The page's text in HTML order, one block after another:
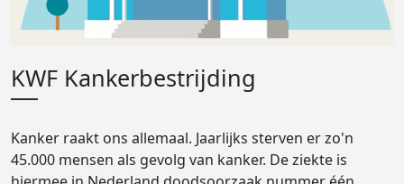
KWF Kankerbestrijding
Kanker raakt ons allemaal. Jaarlijks sterven er zo'n
45.000 mensen als gevolg van kanker. De ziekte is